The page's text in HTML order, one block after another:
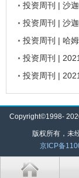
投资周刊 | 沙
Copyright©1998-
版权所有，未
京ICP备